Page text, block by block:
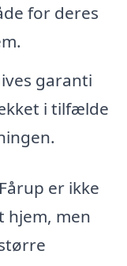
for deres
garanti
i tilfælde
er ikke
hjem, men